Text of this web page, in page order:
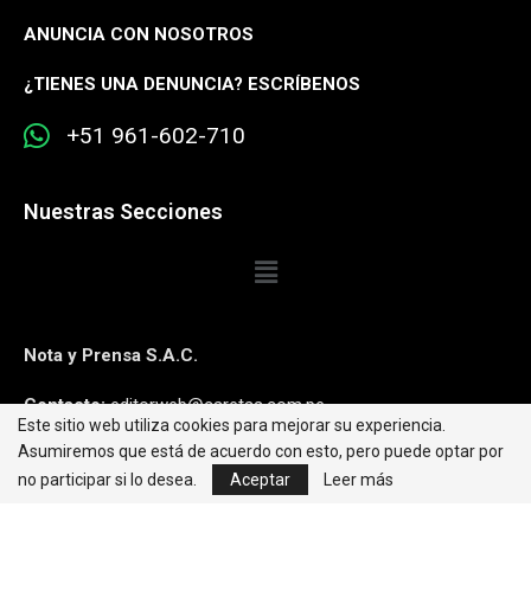
ANUNCIA CON NOSOTROS
¿TIENES UNA DENUNCIA? ESCRÍBENOS
+51 961-602-710
Nuestras Secciones
Nota y Prensa S.A.C.
Contacto:editorweb@caretas.com.pe
Síguenos:
Este sitio web utiliza cookies para mejorar su experiencia.
Asumiremos que está de acuerdo con esto, pero puede optar por
no participar si lo desea.
Aceptar Leer más